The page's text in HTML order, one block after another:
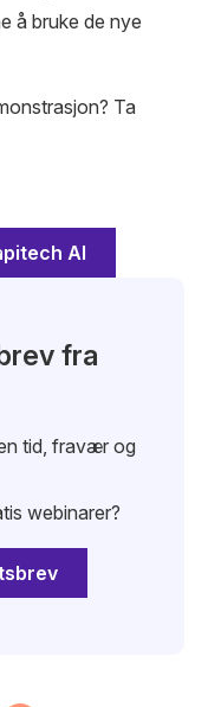
å bruke de nye
Ta
AI
fra
tid, fravær og
webinarer?